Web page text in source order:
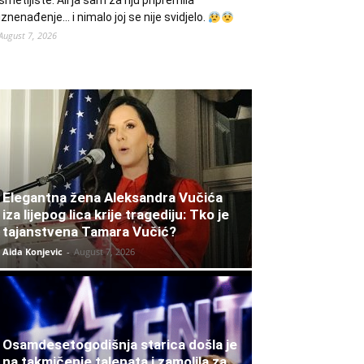
i nimalo joj se nije svidjelo.
7, 2026
Elegantna žena Aleksandra Vučića
iza lijepog lica krije tragediju: Tko je
tajanstvena Tamara Vučić?
Aida Konjevic - August 7, 2026
Osamdesetogodišnja starica došla je